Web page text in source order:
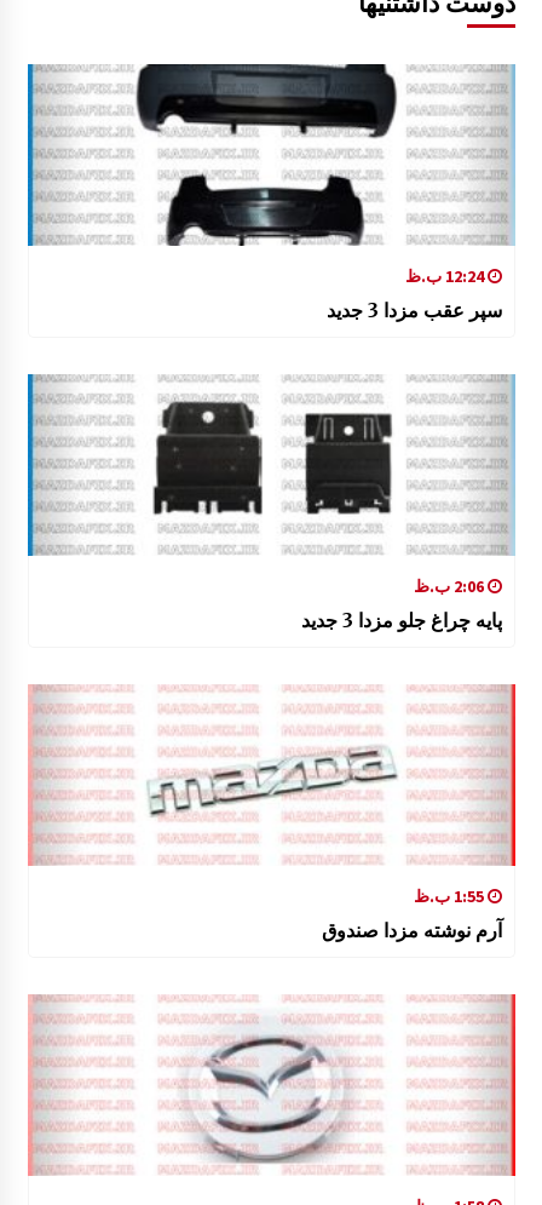
12:24 ب.ظ
سپر عقب مزدا 3 جدید
2:06 ب.ظ
پایه چراغ جلو مزدا 3 جدید
1:55 ب.ظ
آرم نوشته مزدا صندوق